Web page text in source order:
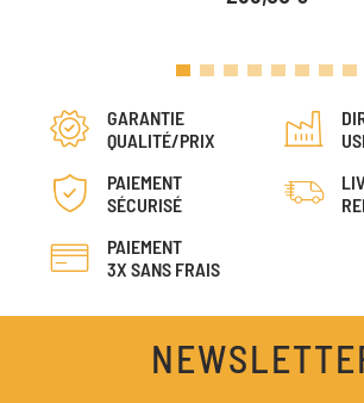
GARANTIE
QUALITÉ/PRIX
PAIEMENT
SÉCURISÉ
PAIEMENT
3X SANS FRAIS